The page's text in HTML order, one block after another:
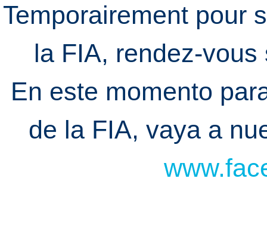
Temporairement pour
la FIA, rendez-
En este momento
de la FIA, vaya a